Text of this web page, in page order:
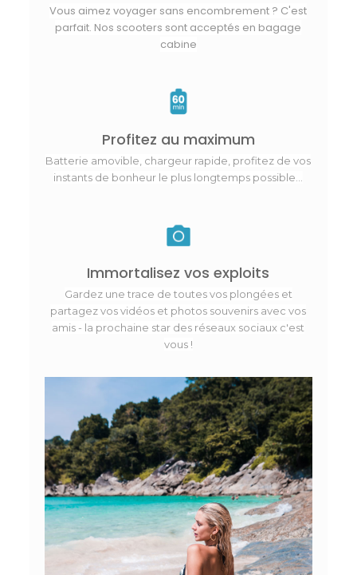
Vous aimez voyager sans encombrement ? C'est
parfait. Nos scooters sont acceptés en bagage
cabine
Profitez au maximum
Batterie amovible, chargeur rapide, profitez de vos
instants de bonheur le plus longtemps possible...
Immortalisez vos exploits
Gardez une trace de toutes vos plongées et
partagez vos vidéos et photos souvenirs avec vos
amis - la prochaine star des réseaux sociaux c'est
vous !